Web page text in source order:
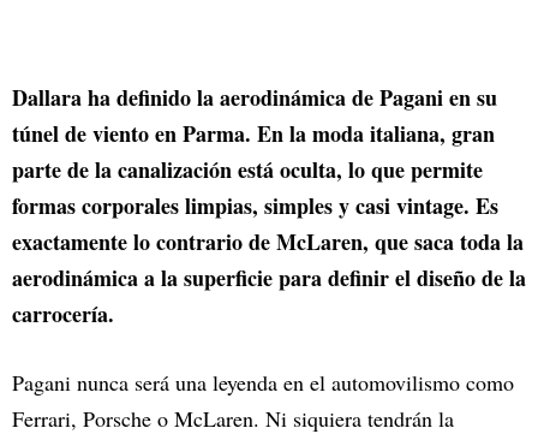
Dallara ha definido la aerodinámica de Pagani en su
túnel de viento en Parma. En la moda italiana, gran
parte de la canalización está oculta, lo que permite
formas corporales limpias, simples y casi vintage. Es
exactamente lo contrario de McLaren, que saca toda la
aerodinámica a la superficie para definir el diseño de la
carrocería.
Pagani nunca será una leyenda en el automovilismo como
Ferrari, Porsche o McLaren. Ni siquiera tendrán la